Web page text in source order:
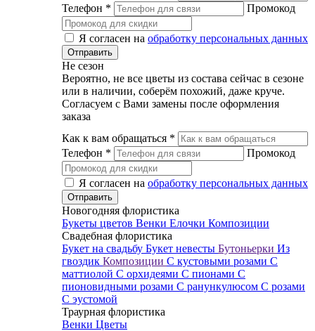
Телефон * Промокод
Я согласен на обработку персональных данных
Не сезон
Вероятно, не все цветы из состава сейчас в сезоне
или в наличии, соберём похожий, даже круче.
Согласуем с Вами замены после оформления
заказа
Как к вам обращаться *
Телефон * Промокод
Я согласен на обработку персональных данных
Новогодняя флористика
Букеты цветов Венки Елочки Композиции
Свадебная флористика
Букет на свадьбу Букет невесты Бутоньерки Из
гвоздик Композиции С кустовыми розами С
маттиолой С орхидеями С пионами С
пионовидными розами С ранункулюсом С розами
С эустомой
Траурная флористика
Венки Цветы